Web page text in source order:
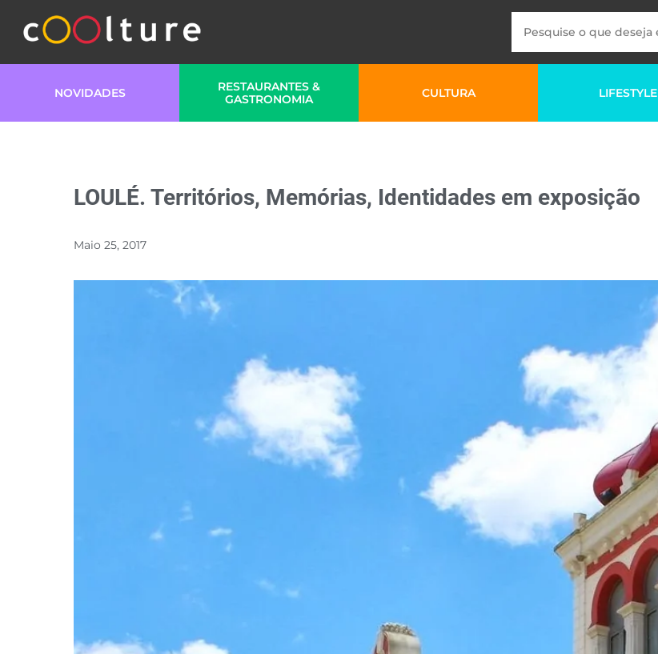
NOVIDADES
RESTAURANTES &
GASTRONOMIA
CULTURA LIFESTYLE
LOULÉ. Territórios, Memórias, Identidades em exposição
Maio 25, 2017